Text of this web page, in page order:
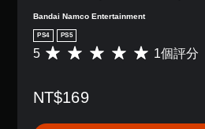
Bandai Namco Entertainment
PS4 PS5
平
分
5
5 1個評分
NT$169